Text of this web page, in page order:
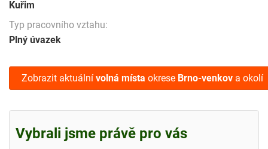
Kuřim
Typ pracovního vztahu:
Plný úvazek
Zobrazit aktuální volná místa okrese Brno-venkov a okolí
Vybrali jsme právě pro vás